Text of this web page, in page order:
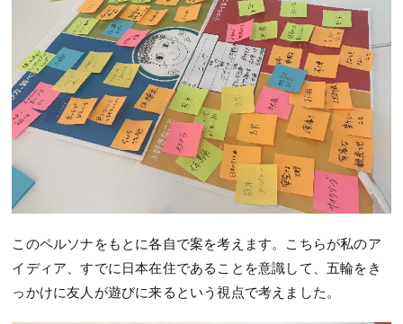
このペルソナをもとに各自で案を考えます。こちらが私のア
イディア、すでに日本在住であることを意識して、五輪をき
っかけに友人が遊びに来るという視点で考えました。